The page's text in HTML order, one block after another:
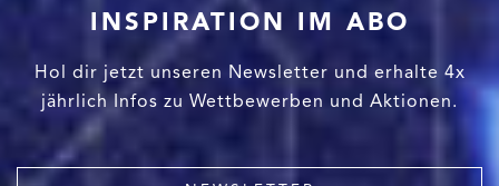
INSPIRATION IM ABO
Hol dir jetzt unseren Newsletter und erhalte 4x
jährlich Infos zu Wettbewerben und Aktionen.